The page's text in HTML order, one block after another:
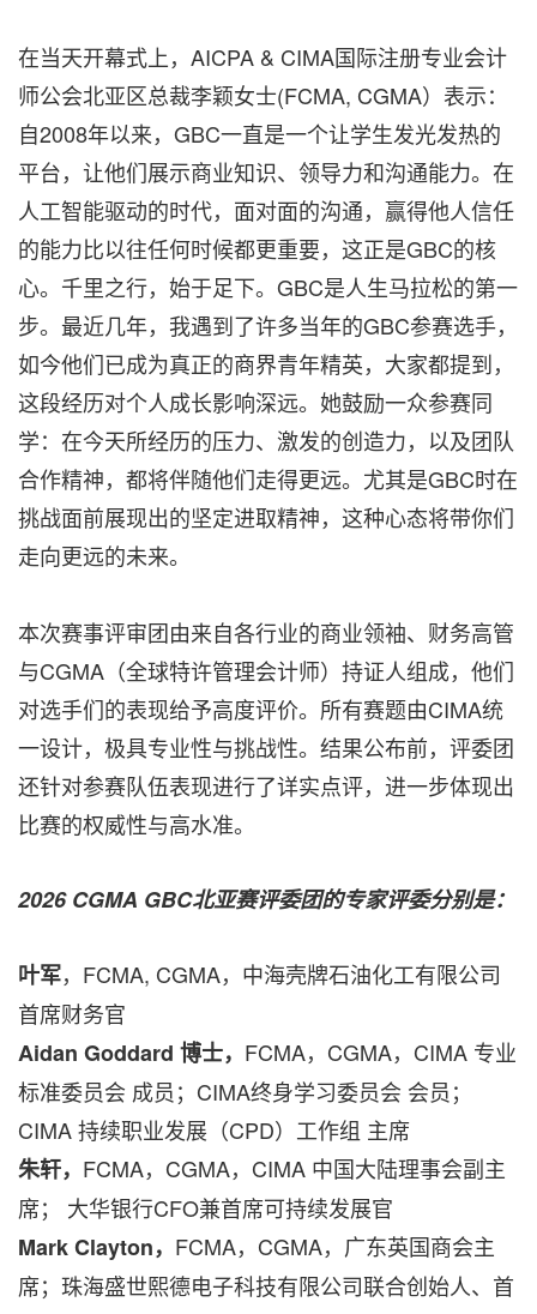
在当天开幕式上，AICPA & CIMA国际注册专业会计
师公会北亚区总裁李颖女士(FCMA, CGMA）表示：
自2008年以来，GBC一直是一个让学生发光发热的
平台，让他们展示商业知识、领导力和沟通能力。在
人工智能驱动的时代，面对面的沟通，赢得他人信任
的能力比以往任何时候都更重要，这正是GBC的核
心。千里之行，始于足下。GBC是人生马拉松的第一
步。最近几年，我遇到了许多当年的GBC参赛选手，
如今他们已成为真正的商界青年精英，大家都提到，
这段经历对个人成长影响深远。她鼓励一众参赛同
学：在今天所经历的压力、激发的创造力，以及团队
合作精神，都将伴随他们走得更远。尤其是GBC时在
挑战面前展现出的坚定进取精神，这种心态将带你们
走向更远的未来。
本次赛事评审团由来自各行业的商业领袖、财务高管
与CGMA（全球特许管理会计师）持证人组成，他们
对选手们的表现给予高度评价。所有赛题由CIMA统
一设计，极具专业性与挑战性。结果公布前，评委团
还针对参赛队伍表现进行了详实点评，进一步体现出
比赛的权威性与高水准。
2026 CGMA GBC北亚赛评委团的专家评委分别是：
叶军，FCMA, CGMA，中海壳牌石油化工有限公司
首席财务官
Aidan Goddard 博士， FCMA，CGMA，CIMA 专业
标准委员会 成员；CIMA终身学习委员会 会员；
CIMA 持续职业发展（CPD）工作组 主席
朱轩， FCMA，CGMA，CIMA 中国大陆理事会副主
席； 大华银行CFO兼首席可持续发展官
Mark Clayton， FCMA，CGMA，广东英国商会主
席；珠海盛世熙德电子科技有限公司联合创始人、首